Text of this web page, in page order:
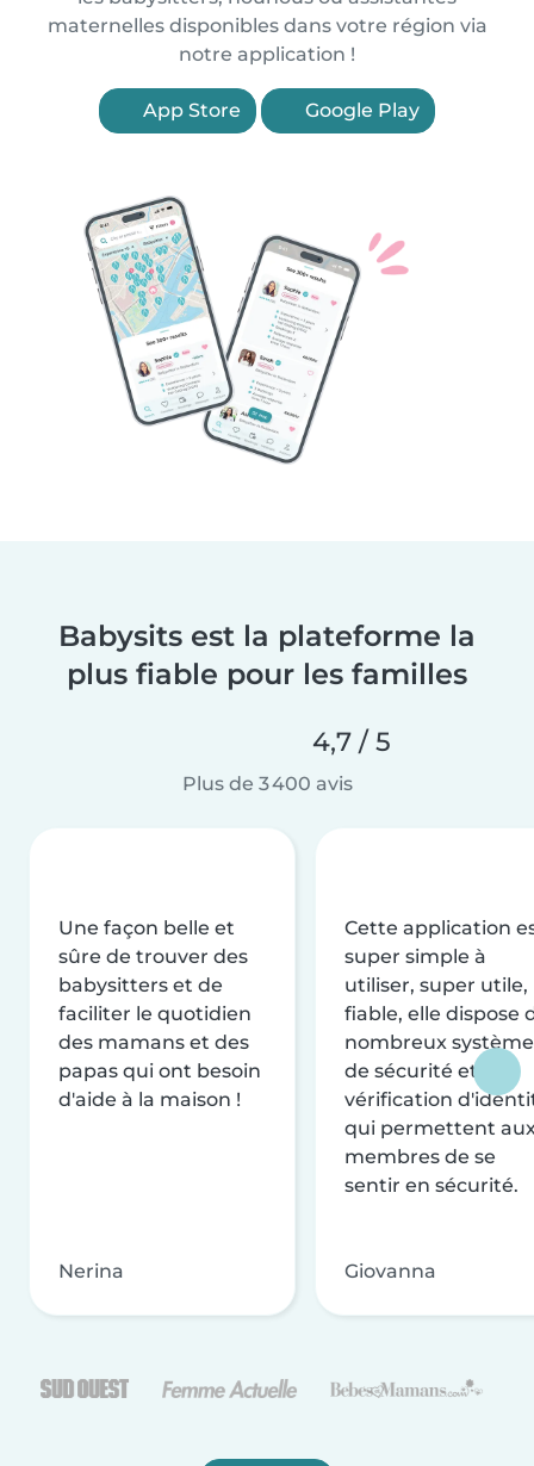
maternelles disponibles dans votre région via
notre application !
App Store Google Play
Babysits est la plateforme la
plus fiable pour les familles
4,7 / 5
Plus de 3 400 avis
Une façon belle et
sûre de trouver des
babysitters et de
faciliter le quotidien
des mamans et des
papas qui ont besoin
d'aide à la maison !
Nerina
Cette application
super simple à
utiliser, super utile,
fiable, elle dispose
nombreux
de sécurité et de
vérification
qui permettent
membres de se
sentir en sécurité.
Giovanna